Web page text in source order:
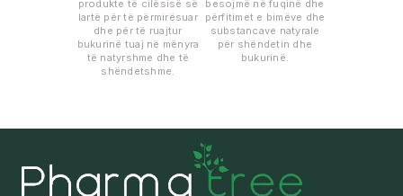
produkte të cilësisë së
lartë për të përmirësuar
dhe për të ruajtur
bukurinë tuaj në mënyra
të natyrshme dhe të
shëndetshme.
besojmë në fuqinë dhe
përfitimet e bimëve dhe
substancave natyrale
për shëndetin dhe
bukurinë.